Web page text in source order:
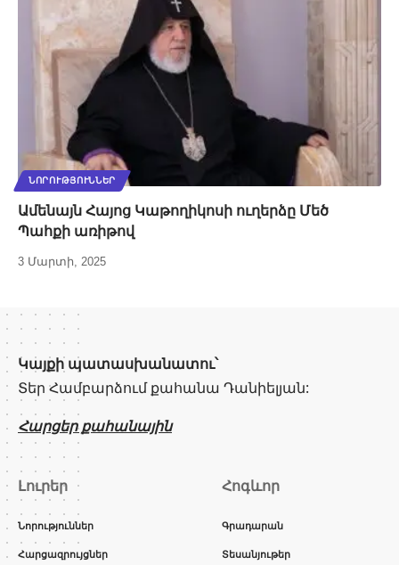
ՆՈՐՈՒԹՅՈՒՆՆԵՐ
Ամենայն Հայոց Կաթողիկոսի ուղերձը Մեծ
Պահքի առիթով
3 Մարտի, 2025
Կայքի պատասխանատու՝
Տեր Համբարձում քահանա Դանիելյան:
Հարցեր քահանային
Լուրեր
Նորություններ
Հարցազրույցներ
Հոգևոր
Գրադարան
Տեսանյութեր